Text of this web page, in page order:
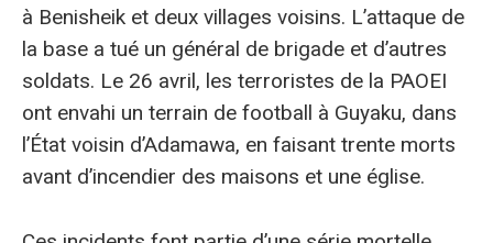
à Benisheik et deux villages voisins. L’attaque de
la base a tué un général de brigade et d’autres
soldats. Le 26 avril, les terroristes de la PAOEI
ont envahi un terrain de football à Guyaku, dans
l’État voisin d’Adamawa, en faisant trente morts
avant d’incendier des maisons et une église.